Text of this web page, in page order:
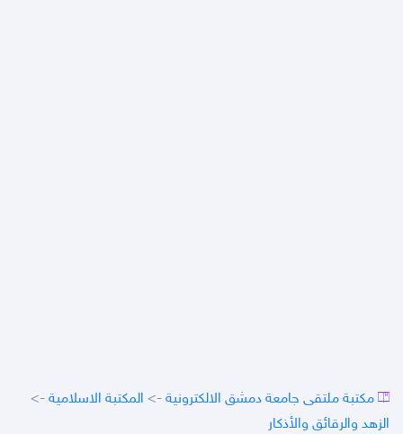
مكتبة ملتقى جامعة دمشق الالكترونية -> المكتبة الاسلامية ->
الزهد والرقائق والأذكار